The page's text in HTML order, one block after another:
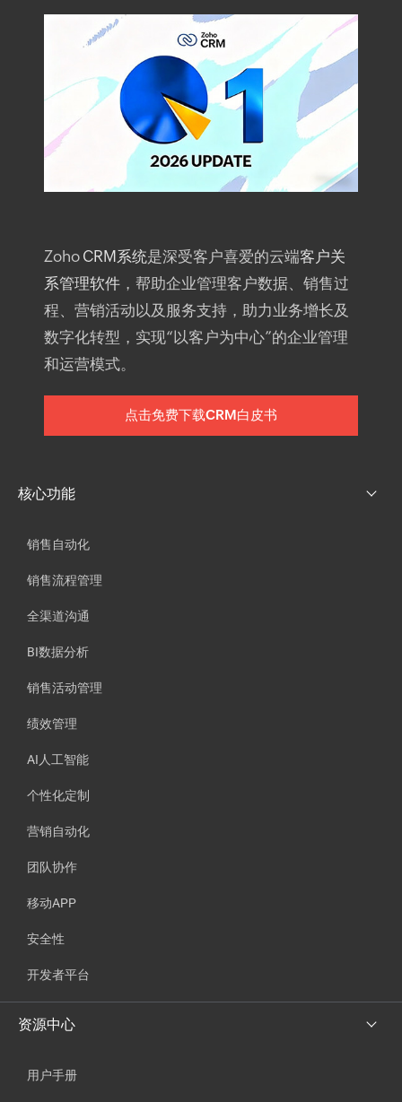
Zoho CRM系统是深受客户喜爱的云端客户关
系管理软件 ，帮助企业管理客户数据、销售过
程、营销活动以及服务支持，助力业务增长及
数字化转型，实现“以客户为中心”的企业管理
和运营模式。
点击免费下载CRM白皮书
核心功能
销售自动化
销售流程管理
全渠道沟通
BI数据分析
销售活动管理
绩效管理
AI人工智能
个性化定制
营销自动化
团队协作
移动APP
安全性
开发者平台
资源中心
用户手册